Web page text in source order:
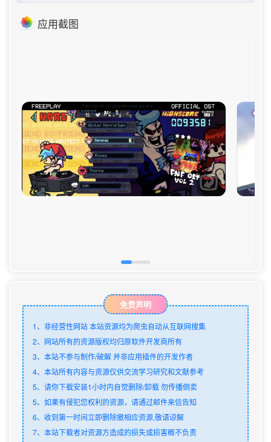
应用截图
免责声明
1、非经营性网站 本站资源均为爬虫自动从互联网搜集
2、网站所有的资源版权均归原软件开发商所有
3、本站不参与制作/破解 并非应用插件的开发作者
4、本站所有内容与资源仅供交流学习研究和文献参考
5、请你下载安装1小时内自觉删除/卸载 勿传播倒卖
5、如果有侵犯您权利的资源，请通过邮件来信告知
6、收到第一时间立即删除撤相应资源,敬请谅解
7、本站下载者对资源方造成的损失或损害概不负责